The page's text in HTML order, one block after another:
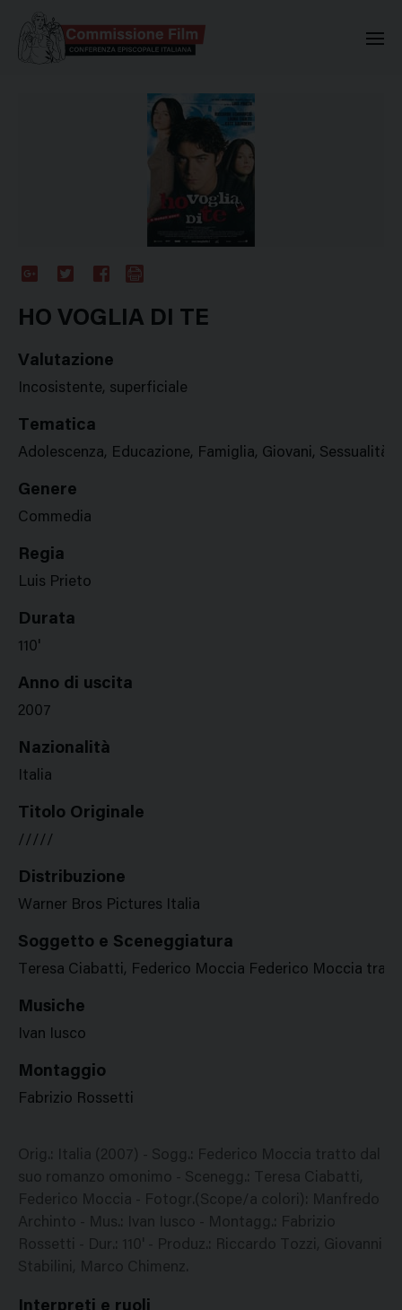
Plus
HO VOGLIA DI TE
Valutazione
Incosistente, superficiale
Tematica
Adolescenza, Educazione, Famiglia, Giovani, Sessualità
Genere
Commedia
Regia
Luis Prieto
Durata
110'
Anno di uscita
2007
Nazionalità
Italia
Titolo Originale
/////
Distribuzione
Warner Bros Pictures Italia
Soggetto e Sceneggiatura
Teresa Ciabatti, Federico Moccia Federico Moccia
Musiche
Ivan Iusco
Montaggio
Fabrizio Rossetti
Orig.: Italia (2007) - Sogg.: Federico Moccia tratto dal
suo romanzo omonimo - Scenegg.: Teresa Ciabatti,
Federico Moccia - Fotogr.(Scope/a colori): Manfredo
Archinto - Mus.: Ivan Iusco - Montagg.: Fabrizio
Rossetti - Dur.: 110' - Produz.: Riccardo Tozzi, Giovanni
Stabilini, Marco Chimenz.